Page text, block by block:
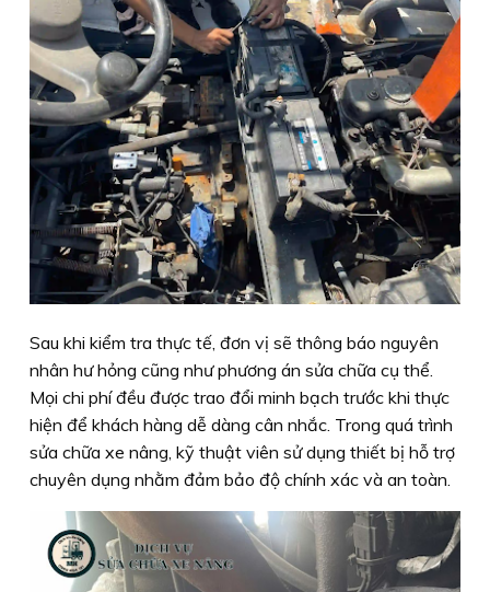
Sau khi kiểm tra thực tế, đơn vị sẽ thông báo nguyên
nhân hư hỏng cũng như phương án sửa chữa cụ thể.
Mọi chi phí đều được trao đổi minh bạch trước khi thực
hiện để khách hàng dễ dàng cân nhắc. Trong quá trình
sửa chữa xe nâng, kỹ thuật viên sử dụng thiết bị hỗ trợ
chuyên dụng nhằm đảm bảo độ chính xác và an toàn.